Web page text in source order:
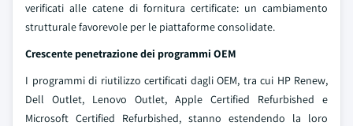
verificati alle catene di fornitura certificate: un cambiamento
strutturale favorevole per le piattaforme consolidate.
Crescente penetrazione dei programmi OEM
I programmi di riutilizzo certificati dagli OEM, tra cui HP Renew,
Dell Outlet, Lenovo Outlet, Apple Certified Refurbished e
Microsoft Certified Refurbished, stanno estendendo la loro